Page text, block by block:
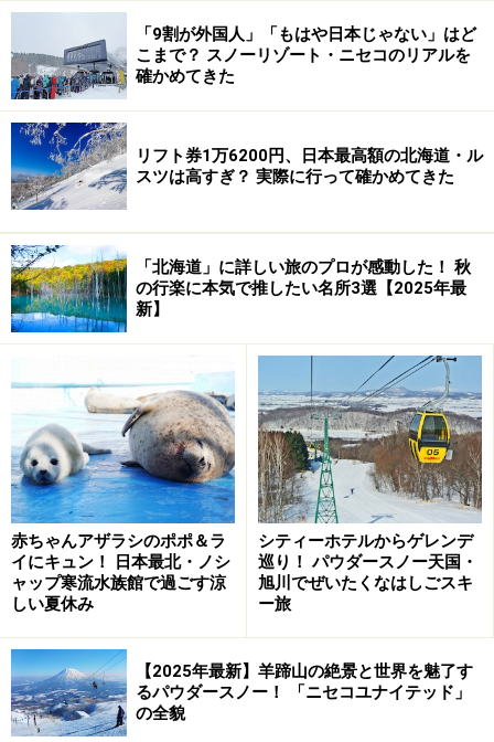
Ｑ.ウニってどうやって獲ってるの？
Ａ.ウニは浅海の岩礁域に生息しているので、１人乗りの
小さな舟で出漁。海中を覗き込むガラス箱（＝箱眼鏡、
水中眼鏡の箱版）を口にくわえて、柄の長いたも網です
くい獲ります。早朝に出て、わずか1～2時間で漁は終了
します。
Ｑ.ウニの旬って？
ウニはお盆までが美味。一番おいしいのは7月下旬とい
う話も。お盆を過ぎると産卵期に入るため、身が緩み味
が落ちる。ってなワケで、日本一のウニ丼を食べるな
ら、まさに今が旬！
●○●ウニの島へのアクセス●○●
まずは、場所を押さえておきましょう。利尻・礼文とも
に、日本のてっぺん・稚内市の西側に位置する小さな島
です。札幌から稚内までは特急で約５時間。稚内からは
フェリー で各々約２時間で到着。本州方面から行く場合
は、羽田～稚内の直行便を利用したほうが時間的にはラ
クですね。
※記事内容は執筆時点のものです。最新の内容をご確認くださ
い。
「9割が外国人」「もはや日本じゃない」はど
こまで？ スノーリゾート・ニセコのリアルを
確かめてきた
リフト券1万6200円、日本最高額の北海道・ル
スツは高すぎ？ 実際に行って確かめてきた
「北海道」に詳しい旅のプロが感動した！ 秋
の行楽に本気で推したい名所3選【2025年最
新】
赤ちゃんアザラシのポポ＆ラ
イにキュン！ 日本最北・ノシ
ャップ寒流水族館で過ごす涼
しい夏休み
シティーホテルからゲレンデ
巡り！ パウダースノー天国・
旭川でぜいたくなはしごスキ
ー旅
【2025年最新】羊蹄山の絶景と世界を魅了す
るパウダースノー！ 「ニセコユナイテッド」
の全貌